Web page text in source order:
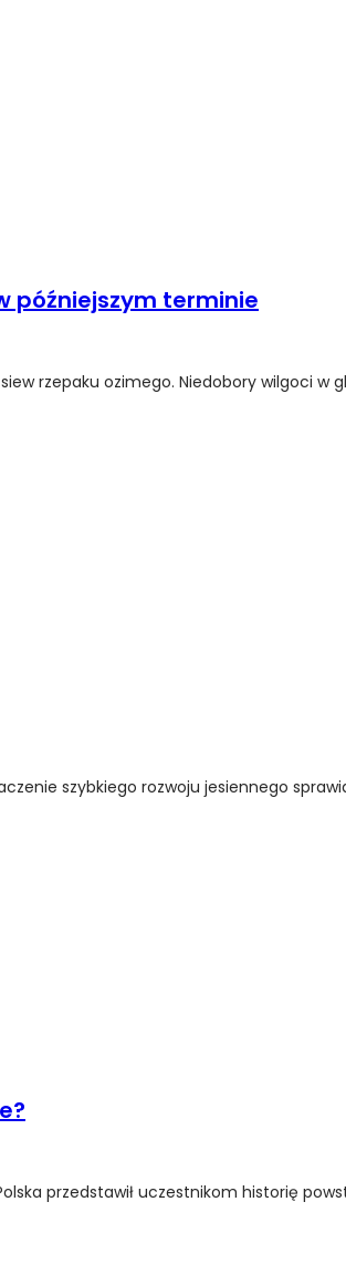
późniejszym terminie
rzepaku ozimego. Niedobory wilgoci w
szybkiego rozwoju jesiennego
przedstawił uczestnikom historię